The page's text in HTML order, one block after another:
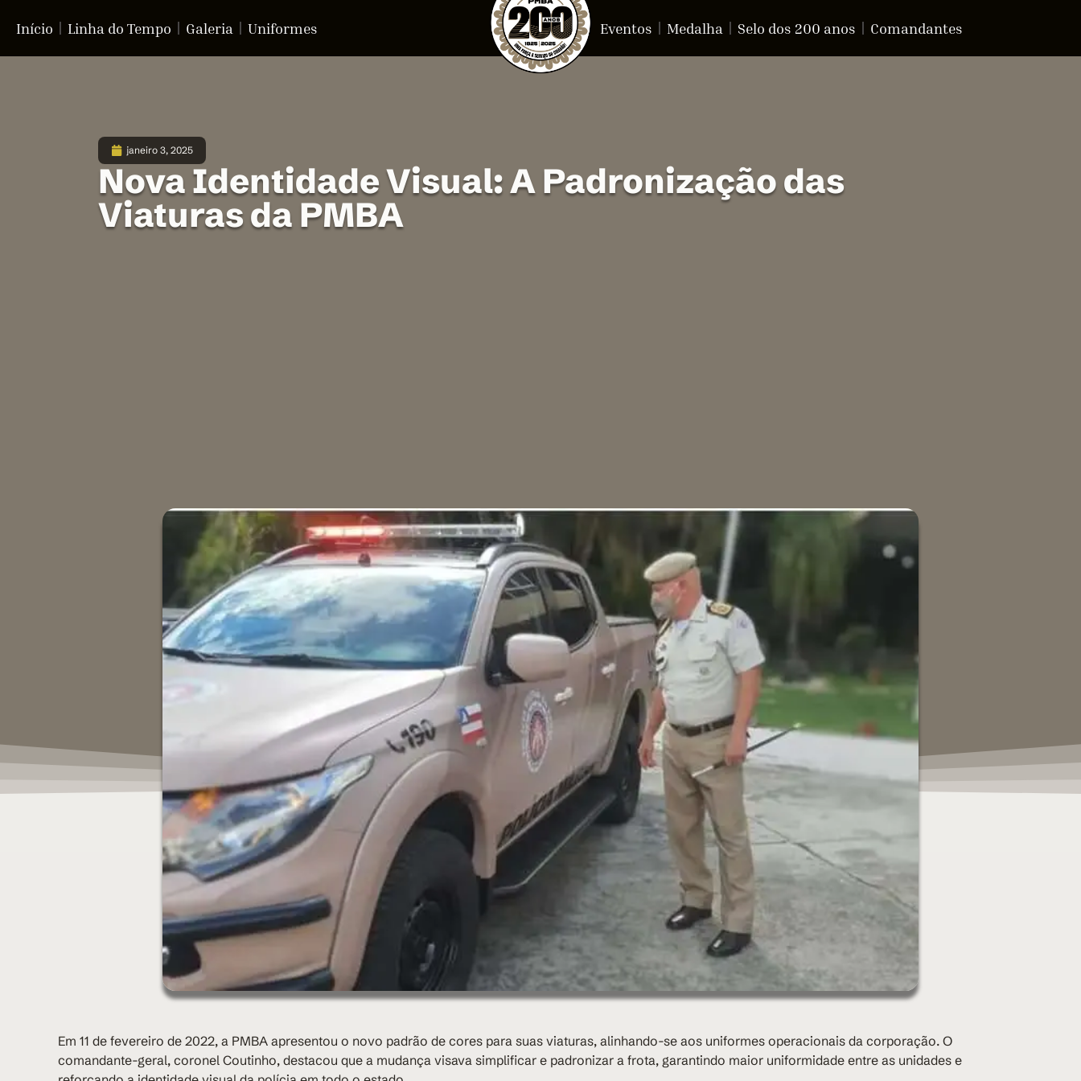
Início Linha do Tempo Galeria Uniformes Eventos Medalha Selo dos 200 anos Comandantes
janeiro 3, 2025
Nova Identidade Visual: A Padronização das
Viaturas da PMBA
Em 11 de fevereiro de 2022, a PMBA apresentou o novo padrão de cores para suas viaturas, alinhando-se aos uniformes operacionais da corporação. O
comandante-geral, coronel Coutinho, destacou que a mudança visava simplificar e padronizar a frota, garantindo maior uniformidade entre as unidades e